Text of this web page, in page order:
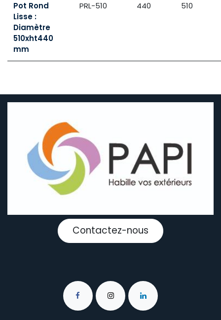
Pot Rond
Lisse :
Diamètre
510xht440
mm
PRL-510 440 510
Contactez-nous